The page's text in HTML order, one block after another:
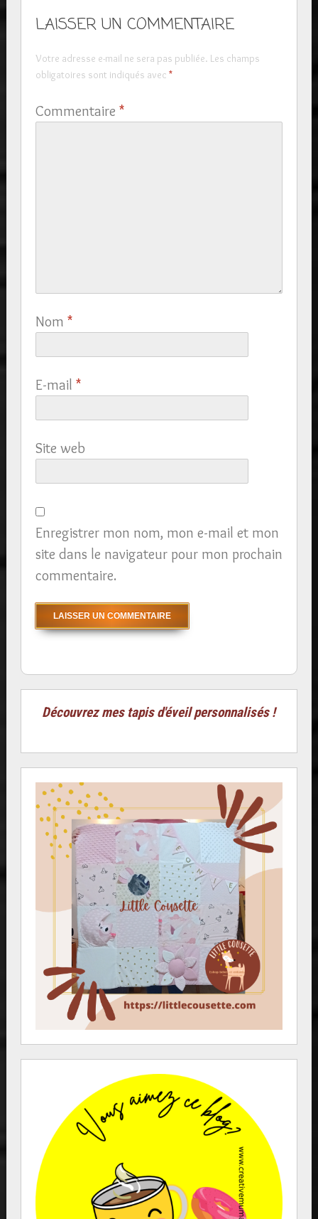
LAISSER UN COMMENTAIRE
Votre adresse e-mail ne sera pas publiée. Les champs
obligatoires sont indiqués avec *
Commentaire *
Nom *
E-mail *
Site web
Enregistrer mon nom, mon e-mail et mon
site dans le navigateur pour mon prochain
commentaire.
Découvrez mes tapis d'éveil personnalisés !